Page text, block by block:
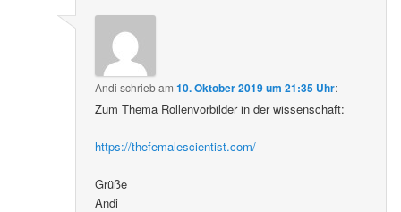
Andi schriebam10. Oktober 2019 um 21:35 Uhr:
Zum Thema Rollenvorbilder in der wissenschaft:
https://thefemalescientist.com/
Grüße
Andi